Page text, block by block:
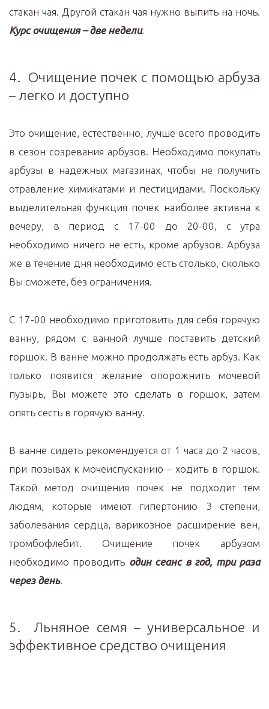
стакан чая. Другой стакан чая нужно выпить на ночь.
Курс очищения – две недели.
4. Очищение почек с помощью арбуза
– легко и доступно
Это очищение, естественно, лучше всего проводить
в сезон созревания арбузов. Необходимо покупать
арбузы в надежных магазинах, чтобы не получить
отравление химикатами и пестицидами. Поскольку
выделительная функция почек наиболее активна к
вечеру, в период с 17-00 до 20-00, с утра
необходимо ничего не есть, кроме арбузов. Арбуза
же в течение дня необходимо есть столько, сколько
Вы сможете, без ограничения.
С 17-00 необходимо приготовить для себя горячую
ванну, рядом с ванной лучше поставить детский
горшок. В ванне можно продолжать есть арбуз. Как
только появится желание опорожнить мочевой
пузырь, Вы можете это сделать в горшок, затем
опять сесть в горячую ванну.
В ванне сидеть рекомендуется от 1 часа до 2 часов,
при позывах к мочеиспусканию – ходить в горшок.
Такой метод очищения почек не подходит тем
людям, которые имеют гипертонию 3 степени,
заболевания сердца, варикозное расширение вен,
тромбофлебит. Очищение почек арбузом
необходимо проводить один сеанс в год, три раза
через день.
5. Льняное семя – универсальное и
эффективное средство очищения